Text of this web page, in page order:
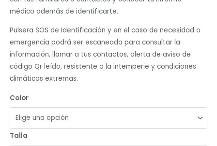
médico además de identificarte.
Pulsera SOS de Identificación y en el caso de necesidad o
emergencia podrá ser escaneada para consultar la
información, llamar a tus contactos, alerta de aviso de
código Qr leído, resistente a la intemperie y condiciones
climáticas extremas.
Color
Talla